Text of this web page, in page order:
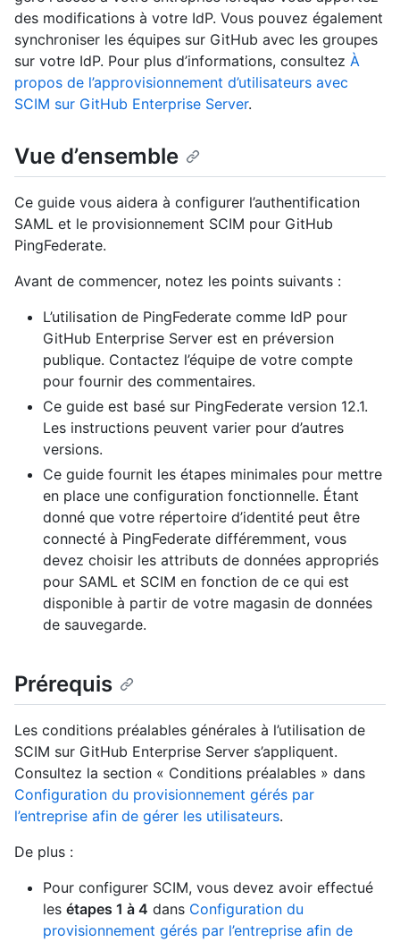
des modifications à votre IdP. Vous pouvez également
synchroniser les équipes sur GitHub avec les groupes
sur votre IdP. Pour plus d’informations, consultez À
propos de l’approvisionnement d’utilisateurs avec
SCIM sur GitHub Enterprise Server.
Vue d’ensemble
Ce guide vous aidera à configurer l’authentification
SAML et le provisionnement SCIM pour GitHub
PingFederate.
Avant de commencer, notez les points suivants :
L’utilisation de PingFederate comme IdP pour
GitHub Enterprise Server est en préversion
publique. Contactez l’équipe de votre compte
pour fournir des commentaires.
Ce guide est basé sur PingFederate version 12.1.
Les instructions peuvent varier pour d’autres
versions.
Ce guide fournit les étapes minimales pour mettre
en place une configuration fonctionnelle. Étant
donné que votre répertoire d’identité peut être
connecté à PingFederate différemment, vous
devez choisir les attributs de données appropriés
pour SAML et SCIM en fonction de ce qui est
disponible à partir de votre magasin de données
de sauvegarde.
Prérequis
Les conditions préalables générales à l’utilisation de
SCIM sur GitHub Enterprise Server s’appliquent.
Consultez la section « Conditions préalables » dans
Configuration du provisionnement gérés par
l’entreprise afin de gérer les utilisateurs.
De plus :
Pour configurer SCIM, vous devez avoir effectué
les étapes 1 à 4 dans Configuration du
provisionnement gérés par l’entreprise afin de